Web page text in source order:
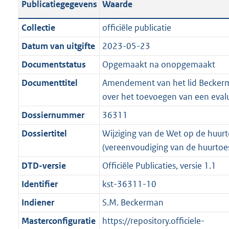
i
e
i
n
f
m
a
t
3
K
b
t
i
e
i
n
r
m
a
:
K
b
a
t
i
e
i
o
r
a
t
e
3
K
b
c
a
t
i
e
f
o
m
a
t
t
:
5
K
a
n
d
s
g
r
o
o
t
e
:
2
K
b
a
n
d
s
g
r
o
t
t
e
:
2
K
b
Publicatiegegevens Waarde
Collectie
officiële publicatie
Datum van uitgifte
2023-05-23
Documentstatus
Opgemaakt na onopgemaakt
Documenttitel
Amendement van het lid
over het toevoegen van een
Dossiernummer
36311
Dossiertitel
Wijziging van de Wet op de
(vereenvoudiging van de
DTD-versie
Officiële Publicaties, versie 1.1
Identifier
kst-36311-10
Indiener
S.M. Beckerman
Masterconfiguratie
https://repository.officiele-